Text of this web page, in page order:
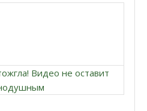
Видео не оставит